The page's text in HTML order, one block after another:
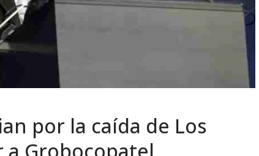
por la caída de Los